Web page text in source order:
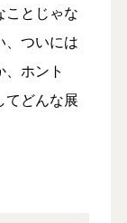
ことじゃな
、ついには
ホント
てどんな展